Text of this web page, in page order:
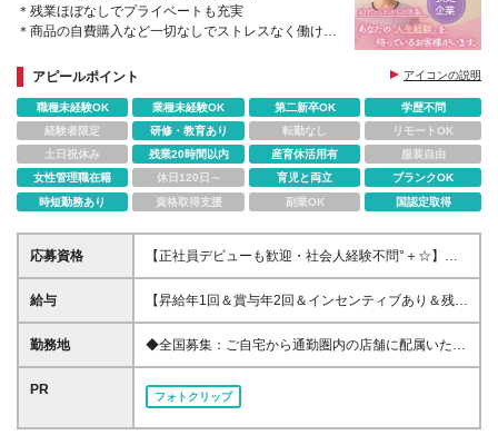
＊残業ほぼなしでプライベートも充実
＊商品の自費購入など一切なしでストレスなく働ける
アピールポイント
アイコンの説明
職種未経験OK 業種未経験OK 第二新卒OK
学歴不問
経験者限定
研修・教育あり 転勤なし
リモートOK
土日祝休み
残業20時間以内 産育休活用有
服装自由
女性管理職在籍
休日120日～ 育児と両立
ブランクOK
時短勤務あり
資格取得支援 副業OK 国認定取得
応募資格
【正社員デビューも歓迎・社会人経験不問°＋☆】
（アルバイト・パート経験しかなく正社員デビューし
たいという方も歓迎します。） ◎学歴不問 ◎経験不
興味がある方 ・人とお話することが好きな方 ・プラ
イベートと両立しながら働きたい方 ・安定した会社
給与
【昇給年1回＆賞与年2回＆インセンティブあり＆残業
代全額支給】 ●月給23万0000円以上＋毎月のイン
センティブ＋残業代+賞与[関東・関西・東海] ●月給
人ノルマはなく、毎月の店舗売上にもとづきスタッフ
勤務地
◆全国募集：ご自宅から通勤圏内の店舗に配属いたし
ます 【関東】東京／千葉／神奈川／埼玉／茨城／群
馬 【東海】愛知／静岡／三重／岐阜 【北陸】石川
【関西】和歌山／大阪／兵庫／京都／滋賀 【中四
国】広島／山口／高知／徳島 【九州】福岡／佐賀／
PR
フォトクリップ